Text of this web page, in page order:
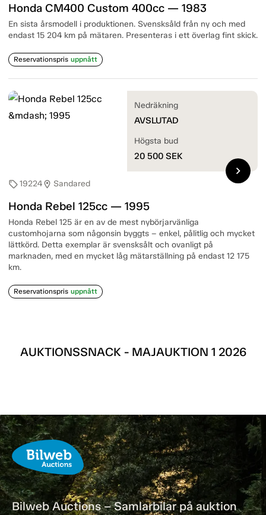
Honda CM400 Custom 400cc — 1983
En sista årsmodell i produktionen. Svensksåld från ny och med
endast 15 204 km på mätaren. Presenteras i ett överlag fint skick.
Reservationspris uppnått
sell19224location_on Sandared
Honda Rebel 125cc — 1995
Honda Rebel 125 är en av de mest nybörjarvänliga
customhojarna som någonsin byggts – enkel, pålitlig och mycket
lättkörd. Detta exemplar är svensksålt och ovanligt på
marknaden, med en mycket låg mätarställning på endast 12 175
km.
Reservationspris uppnått
Nedräkning
AVSLUTAD
Högsta bud
20 500 SEK
chevron_right
AUKTIONSSNACK - MAJAUKTION 1 2026
Bilweb Auctions – Samlarbilar på auktion